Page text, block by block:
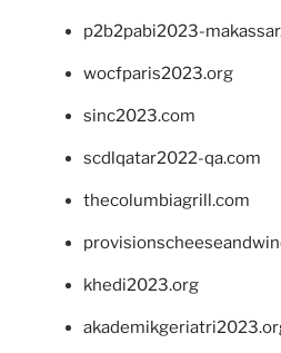
p2b2pabi2023-
wocfparis2023.org
sinc2023.com
scdlqatar2022-qa.com
thecolumbiagrill.com
khedi2023.org